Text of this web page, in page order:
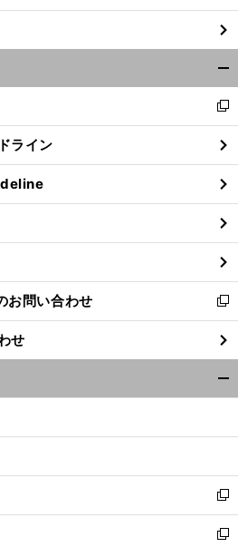
閉
る
新
し
い
ウ
ィ
ン
ド
ウ
で
開
く
ライン
問い合わせ
新
し
い
ウ
ィ
ン
ウ
開
く
せ
新
し
い
新